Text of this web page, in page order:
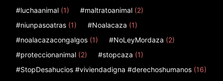
#luchaanimal (1) #maltratoanimal (2)
#niunpasoatras (1) #Noalacaza (1)
#noalacazacongalgos (1) #NoLeyMordaza (2)
#proteccionanimal (2) #stopcaza (1)
#StopDesahucios #viviendadigna #derechoshumanos (16)